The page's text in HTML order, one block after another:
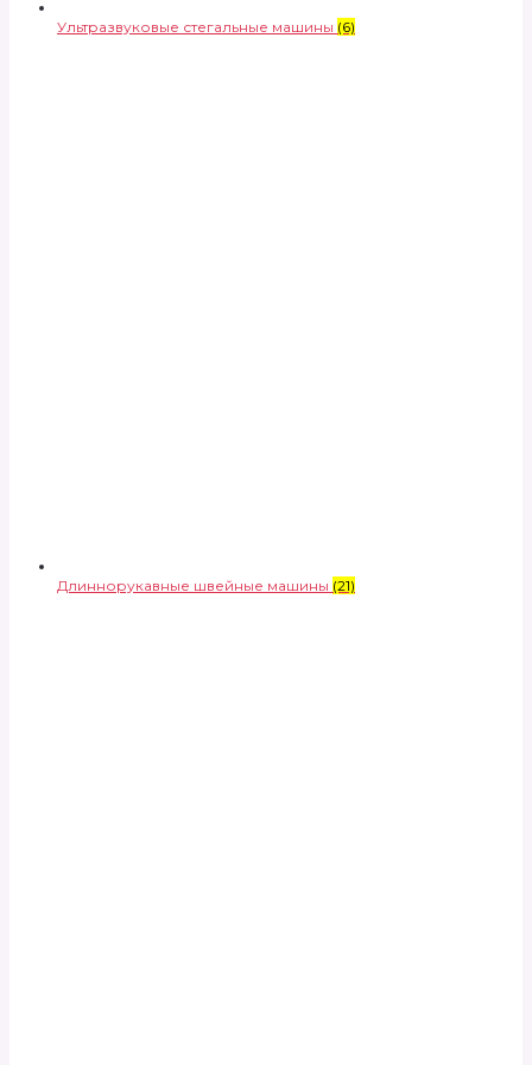
Ультразвуковые стегальные машины (6)
Длиннорукавные швейные машины (21)